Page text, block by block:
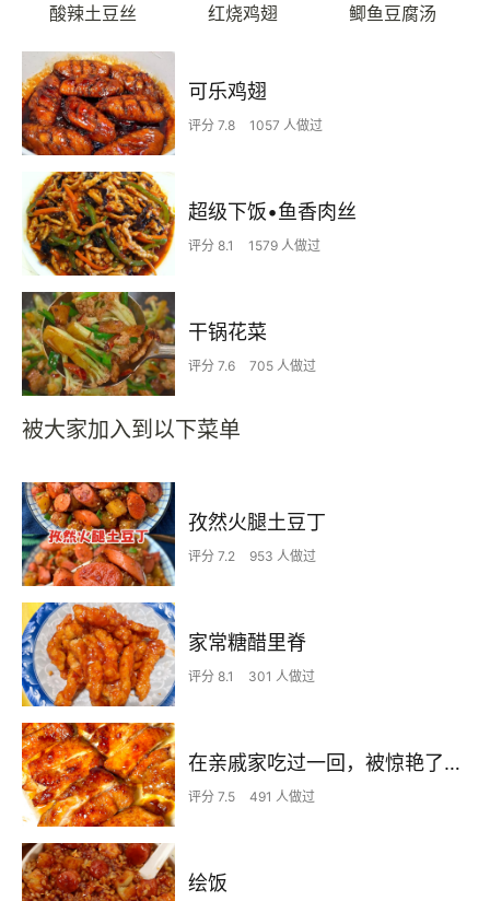
酸辣土豆丝 红烧鸡翅 鲫鱼豆腐汤
可乐鸡翅
评分 7.8 1057 人做过
超级下饭•鱼香肉丝
评分 8.1 1579 人做过
干锅花菜
评分 7.6 705 人做过
被大家加入到以下菜单
孜然火腿土豆丁
评分 7.2 953 人做过
家常糖醋里脊
评分 8.1 301 人做过
在亲戚家吃过一回，被惊艳了…
评分 7.5 491 人做过
绘饭